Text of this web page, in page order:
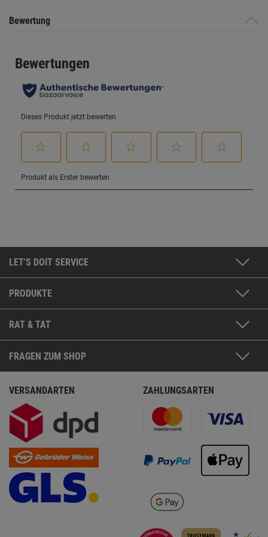
Bewertung
LET'S DOIT SERVICE
PRODUKTE
RAT & TAT
FRAGEN ZUM SHOP
VERSANDARTEN ZAHLUNGSARTEN